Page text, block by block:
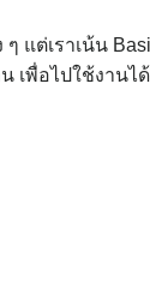
แต่เราเน้น
พื่อไปใช้งานไ